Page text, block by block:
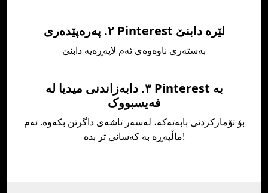
٢. پەرەپێدەری Pinterest لێرە دابنێ
بەستەری ناوەوەی ئەم لاپەڕەیە دابنێ
٣. دابەزاندنی میدیا لە Pinterest بە
فەیسبووک
بۆ تۆمارکردنی بابەتەکە، لەسەر تاشەی داگرتن بکەوە. ئەم
ماڵپەڕە بە کەسانی تر بدە!